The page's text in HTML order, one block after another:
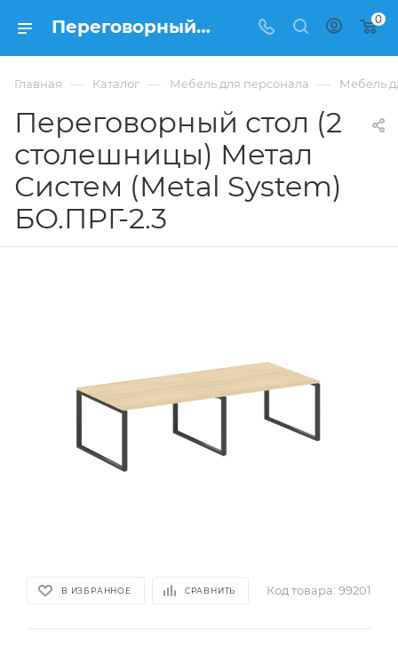
Переговорный стол (2 столешницы) Метал Систем (Metal System) БО.ПРГ-2.3 купить в Москве, цена 60 448 ₽. - интернет-магазин ФРАНКОМ 0
Главная — Каталог — Мебель для персонала — Мебель
Переговорный стол (2
столешницы) Метал
Систем (Metal System)
БО.ПРГ-2.3
В ИЗБРАННОЕ СРАВНИТЬ Код товара: 99201